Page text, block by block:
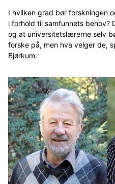
I hvilken grad bør forskningen
i forhold til samfunnets behov?
og at universitetslærerne selv
forske på, men hva velger de,
Bjørkum.